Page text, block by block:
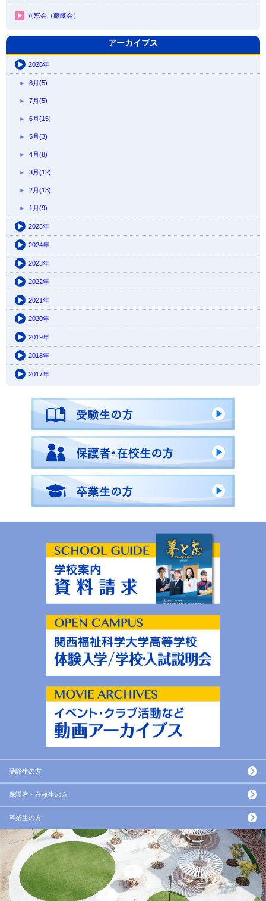
同窓会（藤蔭会）
アーカイブス
2026年
8月(5)
7月(5)
6月(15)
5月(3)
4月(8)
3月(12)
2月(13)
1月(9)
2025年
2024年
2023年
2022年
2021年
2020年
2019年
2018年
2017年
受験生の方
保護者・在校生の方
卒業生の方